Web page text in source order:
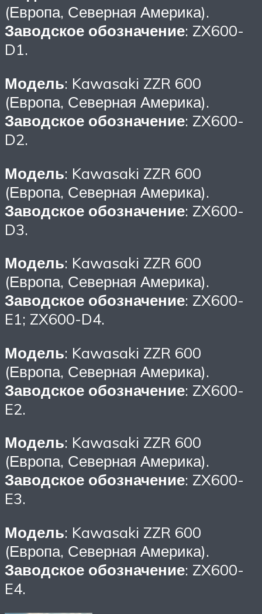
(Европа, Северная Америка).
Заводское обозначение: ZX600-
D1.
Модель: Kawasaki ZZR 600
(Европа, Северная Америка).
Заводское обозначение: ZX600-
D2.
Модель: Kawasaki ZZR 600
(Европа, Северная Америка).
Заводское обозначение: ZX600-
D3.
Модель: Kawasaki ZZR 600
(Европа, Северная Америка).
Заводское обозначение: ZX600-
E1; ZX600-D4.
Модель: Kawasaki ZZR 600
(Европа, Северная Америка).
Заводское обозначение: ZX600-
E2.
Модель: Kawasaki ZZR 600
(Европа, Северная Америка).
Заводское обозначение: ZX600-
E3.
Модель: Kawasaki ZZR 600
(Европа, Северная Америка).
Заводское обозначение: ZX600-
E4.